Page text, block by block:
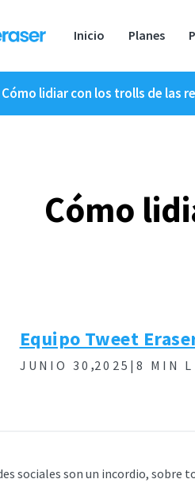
Inicio Planes
Cómo lidiar con los trolls de las
Cómo
Equipo Tweet
JUNIO 30 ,2025|8 MIN
sociales son un incordio, sobre